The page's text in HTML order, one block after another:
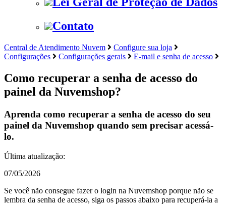
Contato
Central de Atendimento Nuvem
Configure sua loja
Configurações
Configurações gerais E-mail e senha de acesso
Como recuperar a senha de acesso do
painel da Nuvemshop?
Aprenda como recuperar a senha de acesso do seu
painel da Nuvemshop quando sem precisar acessá-
lo.
Última atualização:
07/05/2026
Se você não consegue fazer o login na Nuvemshop porque não se
lembra da senha de acesso, siga os passos abaixo para recuperá-la a